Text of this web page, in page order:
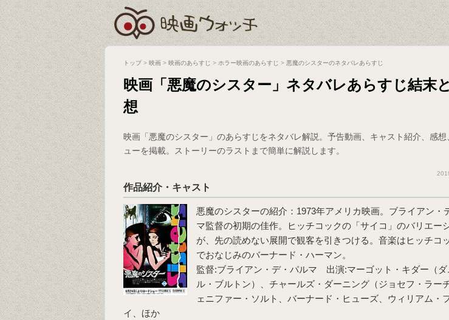
トップ> 映画 > 映画のあらすじ > ホラー映画のあらすじ > 悪魔のシスターのネタバレあらすじ
映画「悪魔のシスター」ネタバレあらすじ結末
想
映画「悪魔のシスター」のあらすじをネタバレ解説。予告動画、キャスト紹介、感想
ューを掲載。ストーリーのラストまで簡単に解説します。
作品紹介・キャスト
悪魔のシスターの紹介：1973年アメリカ映画。ブライアン・
マ監督の初期の佳作。ヒッチコックの「サイコ」のバリエー
が、先の読めない展開で観客を引きつける。音楽はヒッチコ
でおなじみのバーナード・ハーマン。
監督:ブライアン・デ・パルマ 出演:マーゴット・キダー（ダ
ル・ブルトン）、チャールズ・ダーニング（ジョセフ・ラー
ェニファー・ソルト、バーナード・ヒューズ、ウィリアム・
イ、ほか